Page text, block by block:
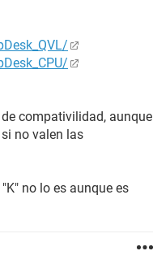
compativilidad, aunque
no valen las
no lo es aunque es